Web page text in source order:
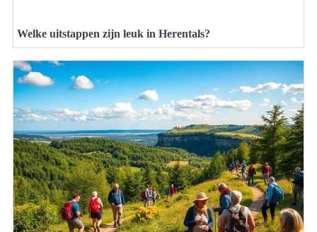
Welke uitstappen zijn leuk in Herentals?